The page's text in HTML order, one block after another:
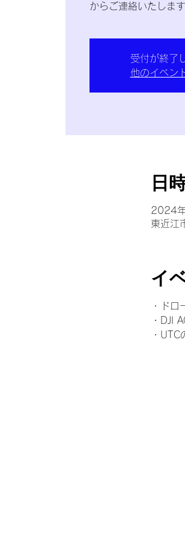
からご連絡いたします
受付が終了
他のイベン
日
2024
東近江
イ
・ドロ
・DJI
・